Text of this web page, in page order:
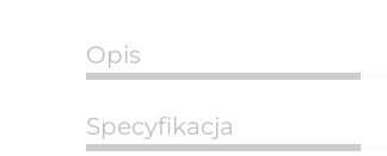
Opis
Specyfikacja